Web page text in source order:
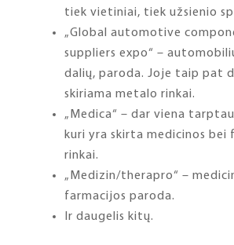
tiek vietiniai, tiek užsienio
„Global automotive
suppliers expo“ –
dalių, paroda. Joje taip pat
skiriama metalo rinkai.
„Medica“ – dar viena
kuri yra skirta medicinos bei
rinkai.
„Medizin/therapro“ –
farmacijos paroda.
Ir daugelis kitų.